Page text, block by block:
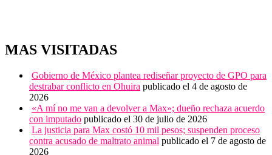
MAS VISITADAS
Gobierno de México plantea rediseñar proyecto de GPO para
destrabar conflicto en Ohuira publicado el 4 de agosto de
2026
«A mí no me van a devolver a Max»; dueño rechaza acuerdo
con imputado publicado el 30 de julio de 2026
La justicia para Max costó 10 mil pesos; suspenden proceso
contra acusado de maltrato animal publicado el 7 de agosto de
2026